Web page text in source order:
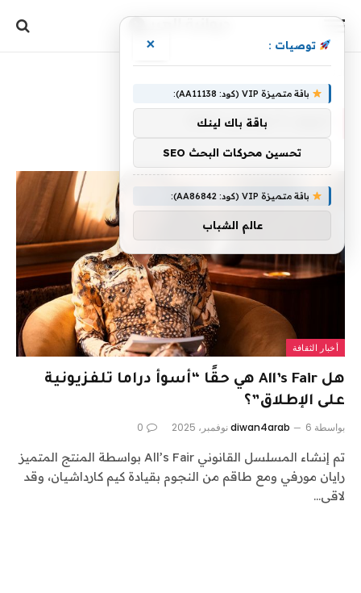
أخبار الثقافة
هل All’s Fair هي حقًا “أسوأ دراما تلفزيونية
على الإطلاق”؟
بواسطة diwan4arab 6 نوفمبر، 2025 0
تم إنشاء المسلسل القانوني All’s Fair بواسطة المنتج المتميز
رايان مورفي ومع طاقم من النجوم بقيادة كيم كارداشيان، وقد
لاقى…
توصيات : ×
باقة متميزة VIP (كود: AA11138):
باقة باك لينك
تحسين محركات البحث SEO
باقة متميزة VIP (كود: AA86842):
عالم الشباب